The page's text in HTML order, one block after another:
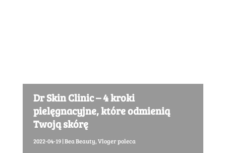
Dr Skin Clinic – 4 kroki
pielęgnacyjne, które odmienią
Twoją skórę
2022-04-19|Bea Beauty,Vloger poleca